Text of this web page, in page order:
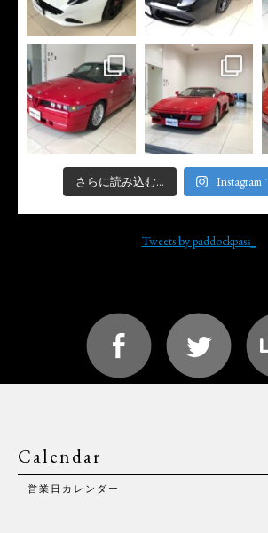
さらに読み込む... Instagram
Tweets by paddockpass_
Calendar
営業日カレンダー